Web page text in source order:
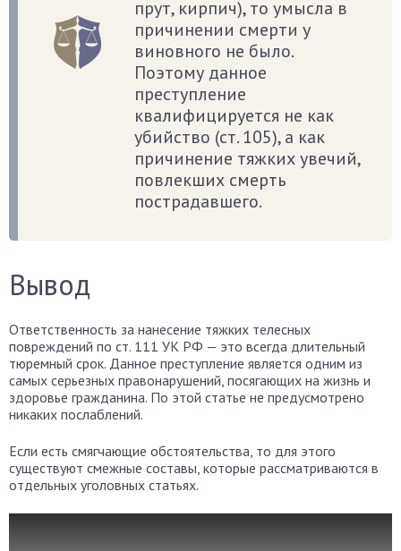
прут, кирпич), то умысла в
причинении смерти у
виновного не было.
Поэтому данное
преступление
квалифицируется не как
убийство (ст. 105), а как
причинение тяжких увечий,
повлекших смерть
пострадавшего.
Вывод
Ответственность за нанесение тяжких телесных
повреждений по ст. 111 УК РФ — это всегда длительный
тюремный срок. Данное преступление является одним из
самых серьезных правонарушений, посягающих на жизнь и
здоровье гражданина. По этой статье не предусмотрено
никаких послаблений.
Если есть смягчающие обстоятельства, то для этого
существуют смежные составы, которые рассматриваются в
отдельных уголовных статьях.